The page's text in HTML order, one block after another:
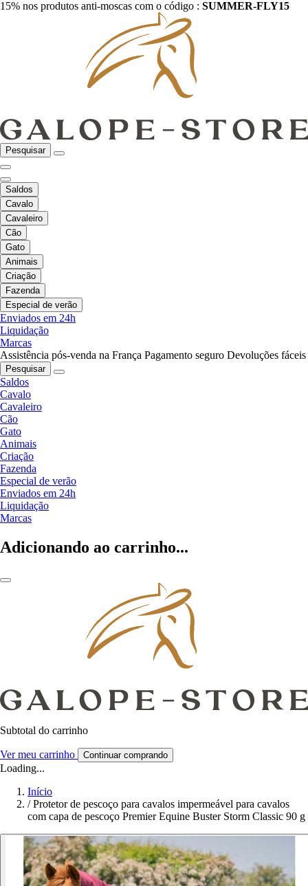
15% nos produtos anti-moscas com o código : SUMMER-FLY15
Pesquisar
Saldos
Cavalo
Cavaleiro
Cão
Gato
Animais
Criação
Fazenda
Especial de verão
Enviados em 24h
Liquidação
Marcas
Assistência pós-venda na França Pagamento seguro Devoluções fáceis
Pesquisar
Saldos
Cavalo
Cavaleiro
Cão
Gato
Animais
Criação
Fazenda
Especial de verão
Enviados em 24h
Liquidação
Marcas
Adicionando ao carrinho...
Subtotal do carrinho
Ver meu carrinho Continuar comprando
Loading...
Início
/ Protetor de pescoço para cavalos impermeável para cavalos
com capa de pescoço Premier Equine Buster Storm Classic 90 g